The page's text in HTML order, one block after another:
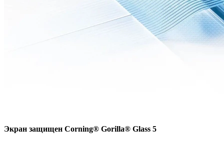
Экран защищен Corning® Gorilla® Glass 5